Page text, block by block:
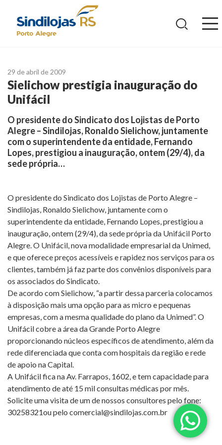
29 de abril de 2009
Sielichow prestigia inauguração do
Unifácil
O presidente do Sindicato dos Lojistas de Porto
Alegre – Sindilojas, Ronaldo Sielichow, juntamente
com o superintendente da entidade, Fernando
Lopes, prestigiou a inauguração, ontem (29/4), da
sede própria…
O presidente do Sindicato dos Lojistas de Porto Alegre –
Sindilojas, Ronaldo Sielichow, juntamente com o
superintendente da entidade, Fernando Lopes, prestigiou a
inauguração, ontem (29/4), da sede própria da Unifácil Porto
Alegre. O Unifácil, nova modalidade empresarial da Unimed,
e que oferece preços acessíveis e rapidez nos serviços para os
clientes, também já faz parte dos convênios disponíveis para
os associados do Sindicato.
De acordo com Sielichow, “a partir dessa parceria colocamos
à disposição mais uma opção para as micro e pequenas
empresas, com a mesma qualidade do plano da Unimed”. O
Unifácil cobre a área da Grande Porto Alegre
proporcionando núcleos específicos de atendimento, além da
rede diferenciada que conta com hospitais da região e rede
de apoio na Capital.
A Unifácil fica na Av. Farrapos, 1602, e tem capacidade para
atendimento de até 15 mil consultas médicas por mês.
Solicite uma visita de um de nossos consultores pelo fone:
30258321ou pelo comercial@sindilojas.com.br